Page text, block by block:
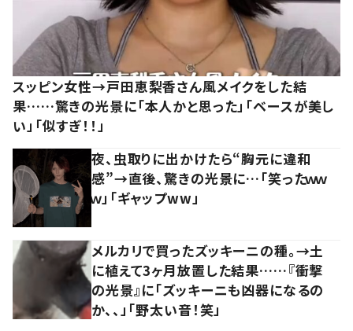
スッピン女性→戸田恵梨香さん風メイクをした結
果……驚きの光景に「本人かと思った」「ベースが美し
い」「似すぎ！！」
夜、虫取りに出かけたら“胸元に違和
感”→直後、驚きの光景に…「笑ったｗｗ
ｗ」「ギャップww」
メルカリで買ったズッキーニの種。→土
に植えて3ヶ月放置した結果……『衝撃
の光景』に「ズッキーニも凶器になるの
か、、」「野太い音！笑」